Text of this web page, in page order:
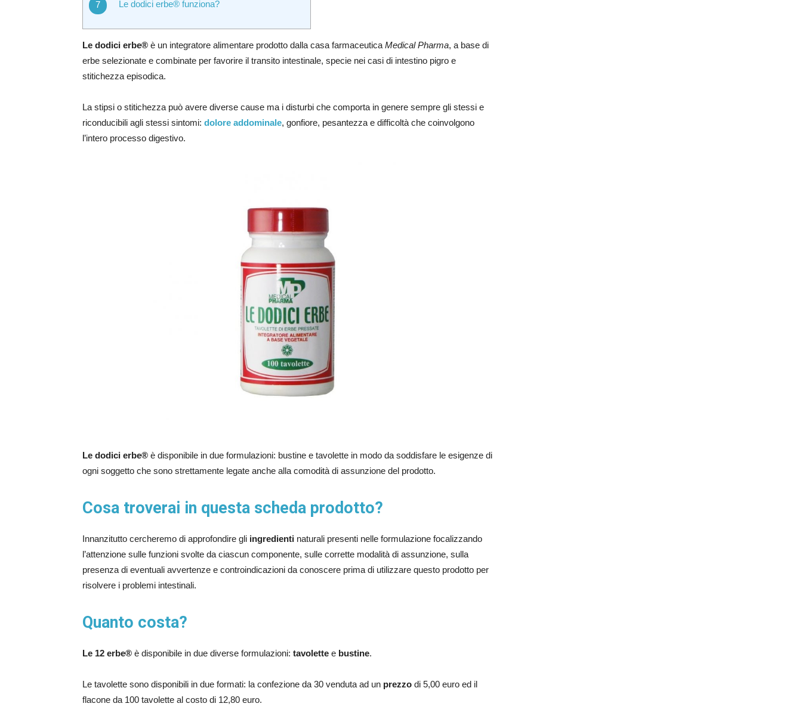
Le dodici erbe® funziona?
Le dodici erbe® è un integratore alimentare prodotto dalla casa farmaceutica Medical Pharma, a base di
erbe selezionate e combinate per favorire il transito intestinale, specie nei casi di intestino pigro e
stitichezza episodica.
La stipsi o stitichezza può avere diverse cause ma i disturbi che comporta in genere sempre gli stessi e
riconducibili agli stessi sintomi: dolore addominale, gonfiore, pesantezza e difficoltà che coinvolgono
l’intero processo digestivo.
Le dodici erbe® è disponibile in due formulazioni: bustine e tavolette in modo da soddisfare le esigenze di
ogni soggetto che sono strettamente legate anche alla comodità di assunzione del prodotto.
Cosa troverai in questa scheda prodotto?
Innanzitutto cercheremo di approfondire gli ingredienti naturali presenti nelle formulazione focalizzando
l’attenzione sulle funzioni svolte da ciascun componente, sulle corrette modalità di assunzione, sulla
presenza di eventuali avvertenze e controindicazioni da conoscere prima di utilizzare questo prodotto per
risolvere i problemi intestinali.
Quanto costa?
Le 12 erbe® è disponibile in due diverse formulazioni: tavolette e bustine.
Le tavolette sono disponibili in due formati: la confezione da 30 venduta ad un prezzo di 5,00 euro ed il
flacone da 100 tavolette al costo di 12,80 euro.